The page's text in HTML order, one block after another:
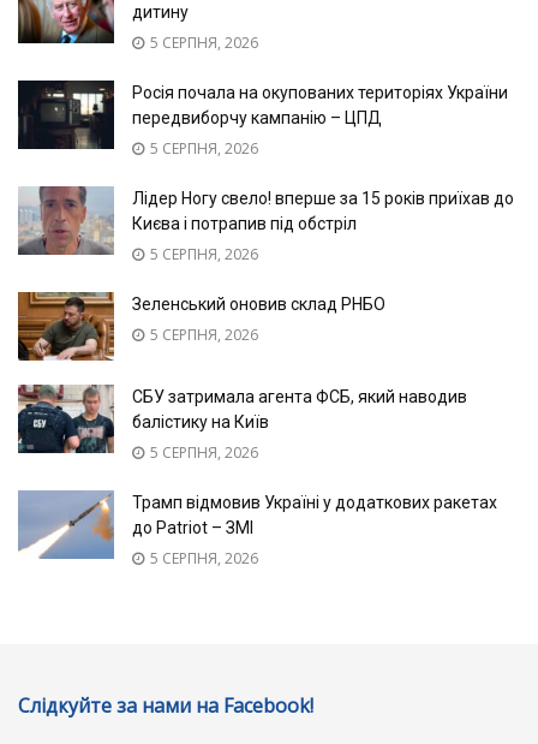
дитину
5 СЕРПНЯ, 2026
Росія почала на окупованих територіях України
передвиборчу кампанію – ЦПД
5 СЕРПНЯ, 2026
Лідер Ногу свело! вперше за 15 років приїхав до
Києва і потрапив під обстріл
5 СЕРПНЯ, 2026
Зеленський оновив склад РНБО
5 СЕРПНЯ, 2026
СБУ затримала агента ФСБ, який наводив
балістику на Київ
5 СЕРПНЯ, 2026
Трамп відмовив Україні у додаткових ракетах
до Patriot – ЗМІ
5 СЕРПНЯ, 2026
Слідкуйте за нами на Facebook!